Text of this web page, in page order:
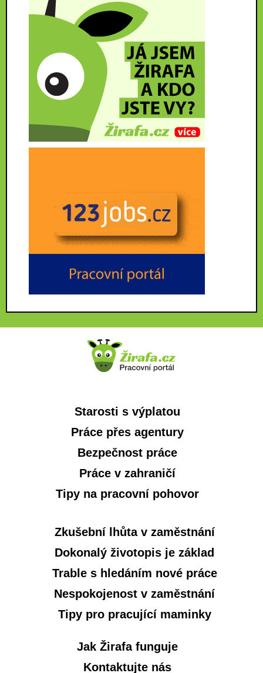
Starosti s výplatou
Práce přes agentury
Bezpečnost práce
Práce v zahraničí
Tipy na pracovní pohovor
Zkušební lhůta v zaměstnání
Dokonalý životopis je základ
Trable s hledáním nové práce
Nespokojenost v zaměstnání
Tipy pro pracující maminky
Jak Žirafa funguje
Kontaktujte nás